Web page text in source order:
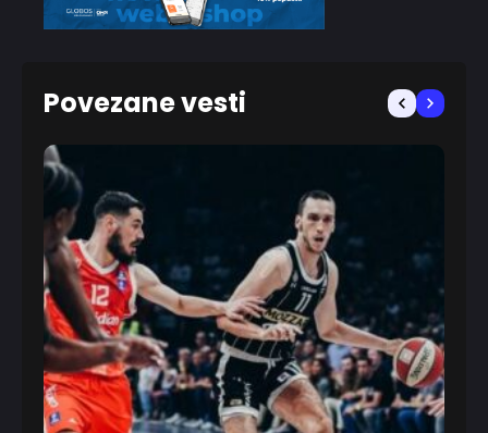
Povezane vesti